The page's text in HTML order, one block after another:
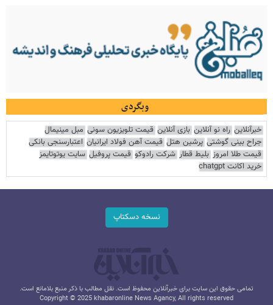
وبگردی
خبرآنلاین راه نو آنلاین بازی آنلاین قیمت تلویزیون سونی مبل مینیمال
جراح بینی گوشتی پرشین هتل قیمت آهن فولاد ایرانیان اعتبارسنجی بانکی
قیمت طلا امروز بلیط قطار شرکت رادوکو قیمت پروفیل سایت یوتوتایمز
خرید اکانت chatgpt
نسخه دسکتاپ
تمامی حقوق این سایت برای خبرآنلاین محفوظ است. نقل مطالب با ذکر منبع بلامانع است.
Copyright © 2025 khabaronline News Agancy, All rights reserved